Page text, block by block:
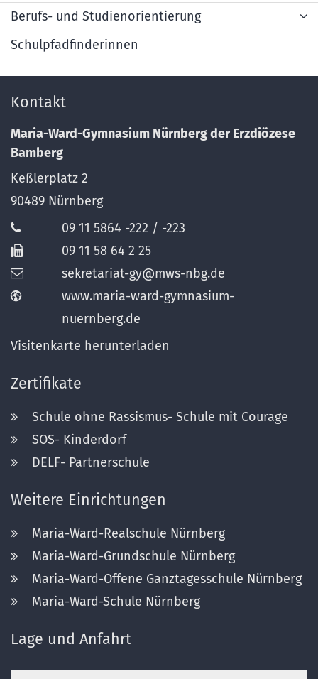
Berufs- und Studienorientierung
Schulpfadfinderinnen
Kontakt
Maria-Ward-Gymnasium Nürnberg der Erzdiözese
Bamberg
Keßlerplatz 2
90489 Nürnberg
09 11 5864 -222 / -223
09 11 58 64 2 25
sekretariat-gy@mws-nbg.de
www.maria-ward-gymnasium-
nuernberg.de
Visitenkarte herunterladen
Zertifikate
Schule ohne Rassismus- Schule mit Courage
SOS- Kinderdorf
DELF- Partnerschule
Weitere Einrichtungen
Maria-Ward-Realschule Nürnberg
Maria-Ward-Grundschule Nürnberg
Maria-Ward-Offene Ganztagesschule Nürnberg
Maria-Ward-Schule Nürnberg
Lage und Anfahrt